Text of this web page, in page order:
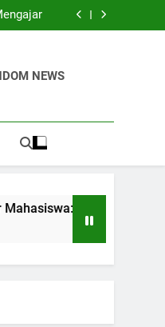
yang
yang
NEWS
yang sangat